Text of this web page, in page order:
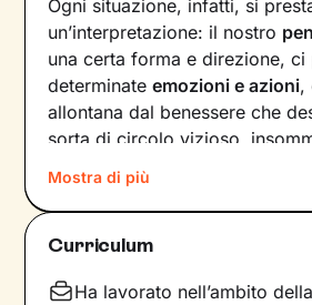
Ogni situazione, infatti, si
un’interpretazione: il nostro
una certa forma e direzione, ci
determinateemozioni e azioni,
allontana dal benessere che
sorta di circolo vizioso,
Si può interrompere questo
innescando uncambiamento
maggiore serenità
comportamenti che lo
Mostra di più
Curriculum
Ha lavorato nell’ambito